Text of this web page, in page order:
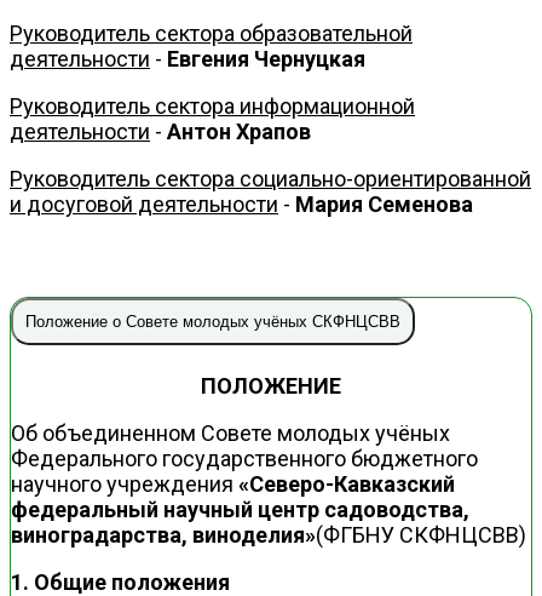
Руководитель сектора образовательной
деятельности - Евгения Чернуцкая
Руководитель сектора информационной
деятельности - Антон Храпов
Руководитель сектора социально-ориентированной
и досуговой деятельности - Мария Семенова
Положение о Совете молодых учёных СКФНЦСВВ
ПОЛОЖЕНИЕ
Об объединенном Совете молодых учёных
Федерального государственного бюджетного
научного учреждения «Северо-Кавказский
федеральный научный центр садоводства,
виноградарства, виноделия»(ФГБНУ СКФНЦСВВ)
1. Общие положения